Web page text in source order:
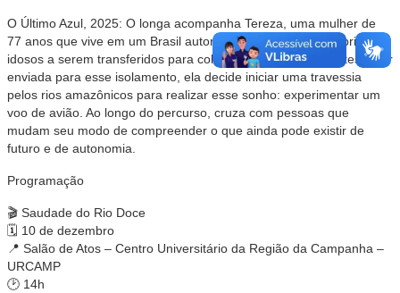
O Último Azul, 2025: O longa acompanha Tereza, uma mulher de
77 anos que vive em um Brasil autoritário, onde o Estado obriga
idosos a serem transferidos para colônias específicas. Prestes a ser
enviada para esse isolamento, ela decide iniciar uma travessia
pelos rios amazônicos para realizar esse sonho: experimentar um
voo de avião. Ao longo do percurso, cruza com pessoas que
mudam seu modo de compreender o que ainda pode existir de
futuro e de autonomia.
Programação
🎬 Saudade do Rio Doce
🗓 10 de dezembro
📍 Salão de Atos – Centro Universitário da Região da Campanha –
URCAMP
🕑 14h